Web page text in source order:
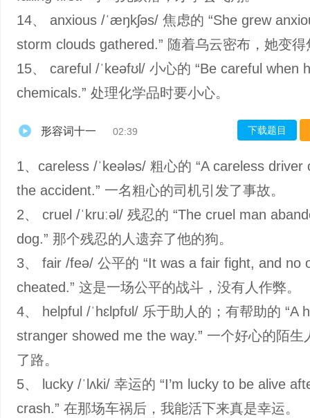
14、 anxious /ˈæŋkʃəs/ 焦虑的 “She grew
storm clouds gathered.” 随着乌云密布，她变得
15、 careful /ˈkeəfʊl/ 小心的 “Be careful when
chemicals.” 处理化学品时要小心。
形容词十一 02:39 下载题目
1、careless /ˈkeələs/ 粗心的 “A careless driver
the accident.” 一名粗心的司机引发了事故。
2、 cruel /ˈkruːəl/ 残忍的 “The cruel man
dog.” 那个残忍的人遗弃了他的狗。
3、 fair /feə/ 公平的 “It was a fair fight, and no
cheated.” 这是一场公平的战斗，没有人作弊。
4、 helpful /ˈhɛlpfʊl/ 乐于助人的；有帮助的 “A
stranger showed me the way.” 一个好心的陌生
了路。
5、 lucky /ˈlʌki/ 幸运的 “I’m lucky to be alive
crash.” 在那场车祸后，我能活下来真是幸运。